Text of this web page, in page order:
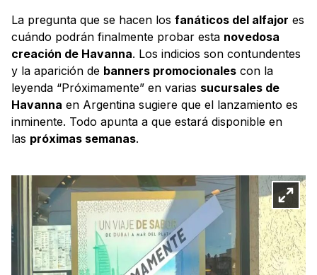
La pregunta que se hacen los fanáticos del alfajor es
cuándo podrán finalmente probar esta novedosa
creación de Havanna. Los indicios son contundentes
y la aparición de banners promocionales con la
leyenda “Próximamente” en varias sucursales de
Havanna en Argentina sugiere que el lanzamiento es
inminente. Todo apunta a que estará disponible en
las próximas semanas.